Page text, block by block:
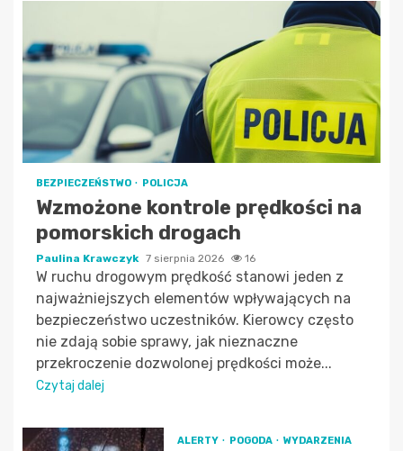
BEZPIECZEŃSTWO POLICJA
Wzmożone kontrole prędkości na
pomorskich drogach
Paulina Krawczyk 7 sierpnia 2026 16
W ruchu drogowym prędkość stanowi jeden z
najważniejszych elementów wpływających na
bezpieczeństwo uczestników. Kierowcy często
nie zdają sobie sprawy, jak nieznaczne
przekroczenie dozwolonej prędkości może...
Czytaj dalej
ALERTY POGODA WYDARZENIA